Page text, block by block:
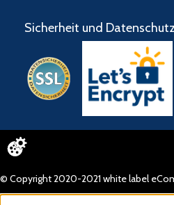
Sicherheit und
© Copyright 2020-2021 white label